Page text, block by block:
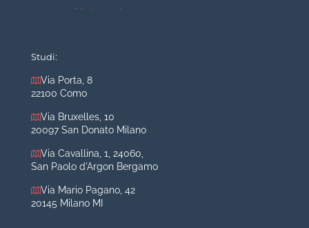
Mastopessi
Rinoplastica
Medicina estetica Milano
Acido ialuronico viso
Aumento labbra
Filler
Studi:
Via Porta, 8
22100 Como
Via Bruxelles, 10
20097 San Donato Milano
Via Cavallina, 1, 24060,
San Paolo d'Argon Bergamo
Via Mario Pagano, 42
20145 Milano MI